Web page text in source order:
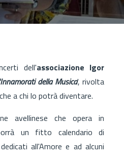
dell'associazione Igor
'Innamorati della Musica', rivolta
a chi lo potrà diventare.
avellinese che opera in
un fitto calendario di
all'Amore e ad alcuni